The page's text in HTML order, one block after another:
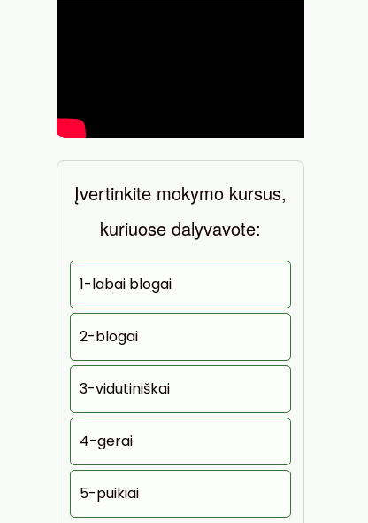
Įvertinkite mokymo kursus,
kuriuose dalyvavote:
1-labai blogai
2-blogai
3-vidutiniškai
4-gerai
5-puikiai